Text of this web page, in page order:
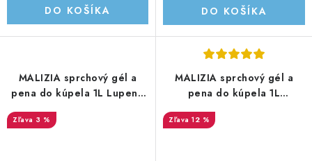
DO KOŠÍKA DO KOŠÍKA
MALIZIA sprchový gél a
pena do kúpela 1L Lupene
3 %
MALIZIA sprchový gél a
pena do kúpela 1L
12 %